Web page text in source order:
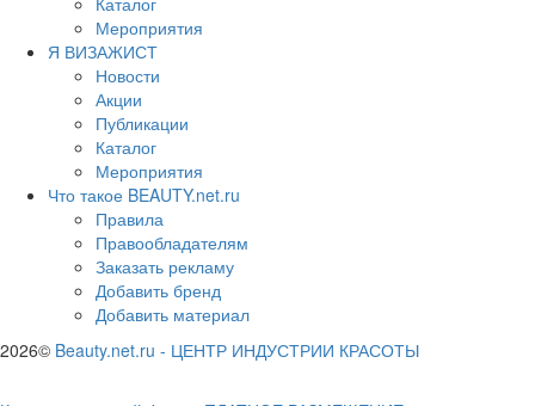
Мероприятия
Я ВИЗАЖИСТ
Новости
Акции
Публикации
Каталог
Мероприятия
Что такое BEAUTY.net.ru
Правила
Правообладателям
Заказать рекламу
Добавить бренд
Добавить материал
2026© Beauty.net.ru - ЦЕНТР ИНДУСТРИИ КРАСОТЫ